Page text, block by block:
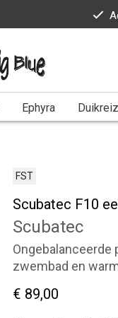
Ephyra
FST
Scubatec F10
Scubatec
Ongebalanceerde
zwembad en
€ 89,00